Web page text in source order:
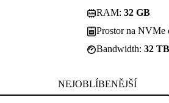
RAM: 32 GB
Prostor na NVMe
Bandwidth: 32 TB
NEJOBLÍBENĚJŠÍ